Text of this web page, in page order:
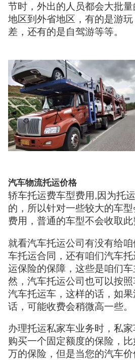
节时，外出的人员都会大批
地区到外省地区，有的是游
差，还有的是自驾游等等。
汽车物流托运价格
轿车托运费车型费用,因为托
的，所以针对一些较大的车
费用，普通的车型不会收取此
就看汽车托运公司有没有给
车托运合同，还有咱们汽车
运保险的保障，这些是咱们
然，汽车托运公司也可以按
汽车托运车，这样的话，如
话，可能收费会稍微高一些。
办理托运私家车业务时，私
购买一个固定额度的保险，
万的保险，但是当您的汽车